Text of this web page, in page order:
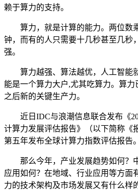
赖于算力的支持。
算力，就是计算的能力。两位数
钟，而有的人只需要十几秒甚至几秒
强。
算力越强、算法越优，人工智能
能是一个算力大户,尤其吃算力。算
之后新的关键生产力。
近日IDC与浪潮信息联合发布《
计算力发展评估报告》（以下简称《
第五年发布全球计算力指数评估报告。
那么今年，产业发展趋势如何？
应用如何？在地域、行业应用等方面
力的技术架构及市场发展又有什么样